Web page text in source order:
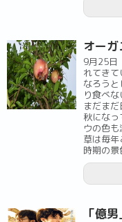
オー
9月25日
れてき
なろう
り食べ
まだま
秋にな
ウの色
草は毎
時期の
「億男